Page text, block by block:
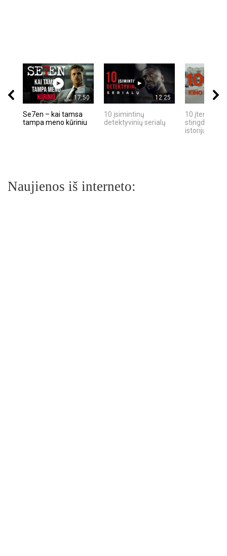
17:50
Se7en – kai tamsa
tampa meno kūriniu
12:25
10 įsimintinų
detektyvinių serialų
10 įtemptų,
stingdančių
istorijų
Naujienos iš interneto: